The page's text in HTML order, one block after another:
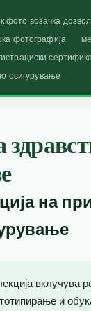
фото возачка
фотографија
осигурување
на
вклучува
и